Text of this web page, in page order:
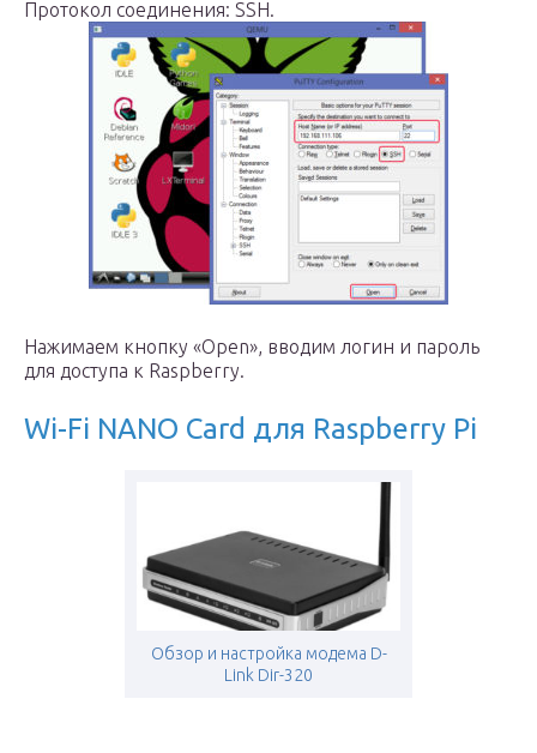
Протокол соединения: SSH.
Нажимаем кнопку «Open», вводим логин и пароль
для доступа к Raspberry.
Wi-Fi NANO Card для Raspberry Pi
Обзор и настройка модема D-
Link Dir-320